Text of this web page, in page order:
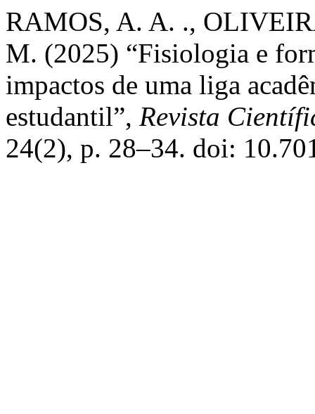
RAMOS, A. A. .,
M. (2025) “Fisiologia e
impactos de uma liga
estudantil”, Revista
24(2), p. 28–34. doi: